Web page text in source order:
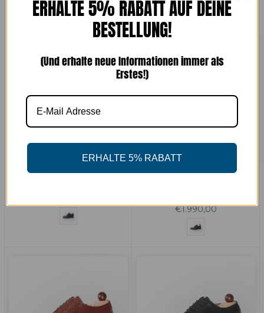
€1.990,00
ERHALTE 5% RABATT AUF DEINE
BESTELLUNG!
(Und erhalte neue Informationen immer als
Erstes!)
ERHALTE 5% RABATT